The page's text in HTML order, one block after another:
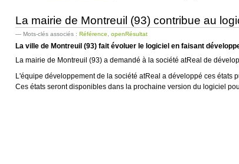
La mairie de Montreuil (93) contribue au
— Mots-clés associés : Référence,openRésultat
La ville de Montreuil (93) fait évoluer le logiciel en faisant
La mairie de Montreuil (93) a demandé à la société atReal de
L'équipe développement de la société atReal a développé ces états
Ces états seront disponibles dans la prochaine version du logiciel